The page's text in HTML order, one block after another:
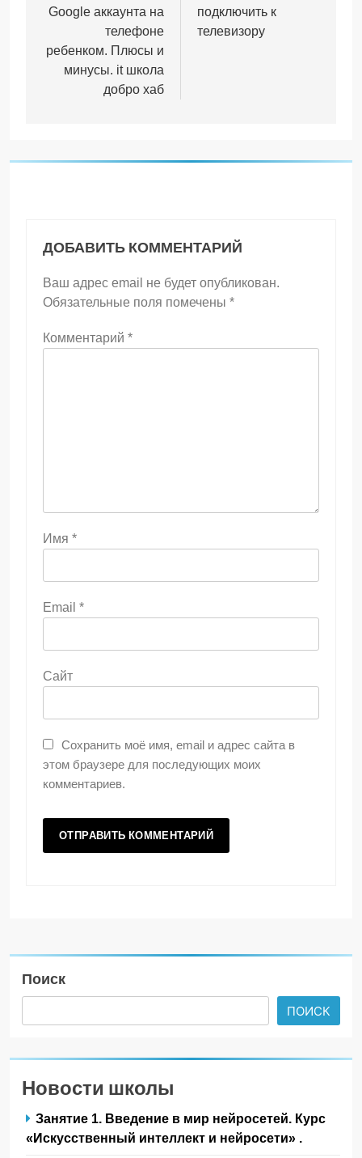
записям
Google аккаунта на
телефоне
ребенком. Плюсы и
минусы. it школа
добро хаб
подключить к
телевизору
ДОБАВИТЬ КОММЕНТАРИЙ
Ваш адрес email не будет опубликован.
Обязательные поля помечены *
Комментарий *
Имя *
Email *
Сайт
Сохранить моё имя, email и адрес сайта в
этом браузере для последующих моих
комментариев.
Поиск
ПОИСК
Новости школы
Занятие 1. Введение в мир нейросетей. Курс
«Искусственный интеллект и нейросети» .